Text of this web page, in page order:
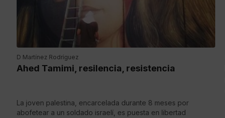
D Martínez Rodríguez
Ahed Tamimi, resilencia, resistencia
La joven palestina, encarcelada durante 8 meses por
abofetear a un soldado israelí, es puesta en libertad